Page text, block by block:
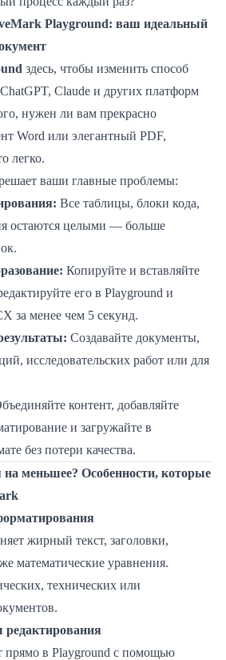
Playground: ваш идеальный
здесь, чтобы изменить способ
Claude и других платформ
нужен ли вам прекрасно
Word или элегантный PDF,
легко.
ваши главные проблемы:
Все таблицы, блоки кода,
остаются целыми — больше
Копируйте и вставляйте
его в Playground и
за менее чем 5 секунд.
Создавайте документы,
исследовательских работ или для
контент, добавляйте
и загружайте в
без потери качества.
меньшее? Особенности, которые
жирный текст, заголовки,
математические уравнения.
технических или
редактирования
прямо в Playground с помощью